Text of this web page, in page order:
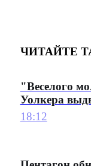
ЧИТАЙТЕ
"Веселого
Уолкера
18:12